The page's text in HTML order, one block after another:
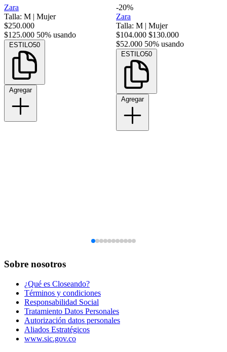
Zara
Talla: M | Mujer
$250.000
$125.000 50% usando
ESTILO50
Agregar
-20%
Zara
Talla: M | Mujer
$104.000 $130.000
$52.000 50% usando
ESTILO50
Agregar
Sobre nosotros
¿Qué es Closeando?
Términos y condiciones
Responsabilidad Social
Tratamiento Datos Personales
Autorización datos personales
Aliados Estratégicos
www.sic.gov.co